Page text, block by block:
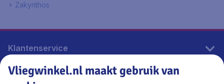
Zakynthos
Klantenservice
Vliegwinkel.nl maakt gebruik van